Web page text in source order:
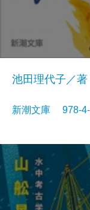
池田理代子／著
新潮文庫 978-